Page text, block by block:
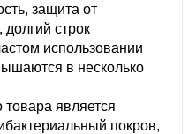
защита от
строк
использовании
в несколько
является
покров,